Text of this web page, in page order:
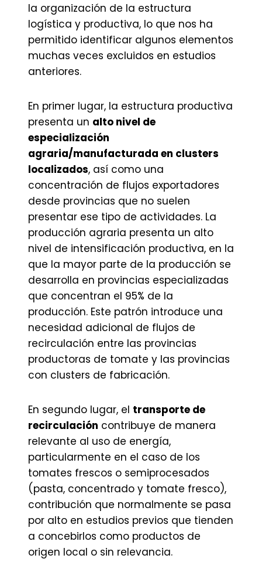
la organización de la estructura
logística y productiva, lo que nos ha
permitido identificar algunos elementos
muchas veces excluidos en estudios
anteriores.
En primer lugar, la estructura productiva
presenta un alto nivel de
especialización
agraria/manufacturada en clusters
localizados, así como una
concentración de flujos exportadores
desde provincias que no suelen
presentar ese tipo de actividades. La
producción agraria presenta un alto
nivel de intensificación productiva, en la
que la mayor parte de la producción se
desarrolla en provincias especializadas
que concentran el 95% de la
producción. Este patrón introduce una
necesidad adicional de flujos de
recirculación entre las provincias
productoras de tomate y las provincias
con clusters de fabricación.
En segundo lugar, el transporte de
recirculación contribuye de manera
relevante al uso de energía,
particularmente en el caso de los
tomates frescos o semiprocesados
(pasta, concentrado y tomate fresco),
contribución que normalmente se pasa
por alto en estudios previos que tienden
a concebirlos como productos de
origen local o sin relevancia.